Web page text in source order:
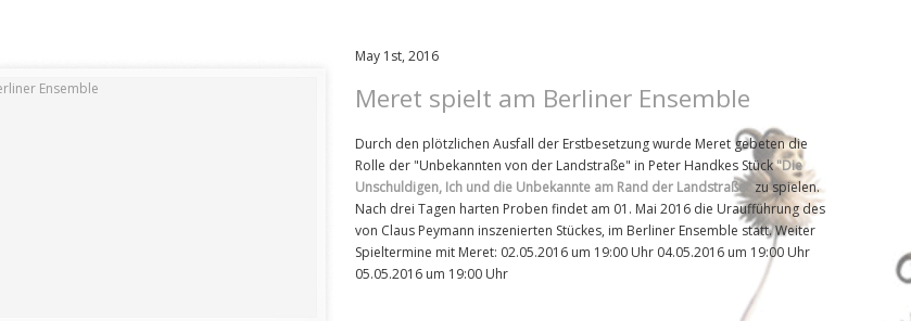
May 1st, 2016
Meret spielt am Berliner Ensemble
Durch den plötzlichen Ausfall der Erstbesetzung wurde Meret gebeten die
Rolle der "Unbekannten von der Landstraße" in Peter Handkes Stück"Die
Unschuldigen, Ich und die Unbekannte am Rand der Landstraße" zu spielen.
Nach drei Tagen harten Proben findet am 01. Mai 2016 die Uraufführung des
von Claus Peymann inszenierten Stückes, im Berliner Ensemble statt. Weiter
Spieltermine mit Meret: 02.05.2016 um 19:00 Uhr 04.05.2016 um 19:00 Uhr
05.05.2016 um 19:00 Uhr